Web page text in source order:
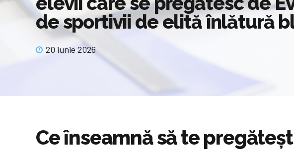
de sportivii de elită înlătură
20 iunie 2026
Ce înseamnă să te